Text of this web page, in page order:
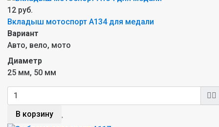
12 руб.
Вкладыш мотоспорт A134 для медали
Вариант
Авто, вело, мото
Диаметр
25 мм, 50 мм
В корзину